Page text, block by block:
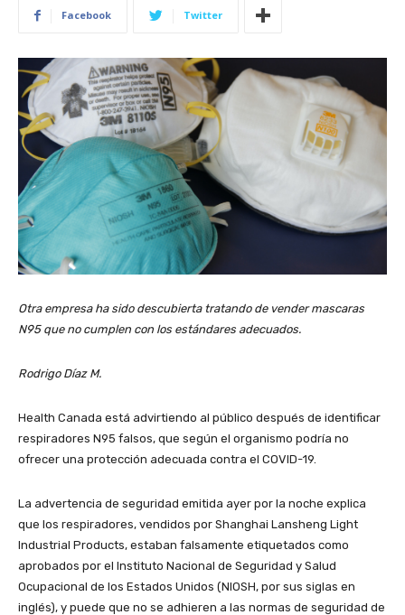
Facebook Twitter
Otra empresa ha sido descubierta tratando de vender mascaras
N95 que no cumplen con los estándares adecuados.
Rodrigo Díaz M.
Health Canada está advirtiendo al público después de identificar
respiradores N95 falsos, que según el organismo podría no
ofrecer una protección adecuada contra el COVID-19.
La advertencia de seguridad emitida ayer por la noche explica
que los respiradores, vendidos por Shanghai Lansheng Light
Industrial Products, estaban falsamente etiquetados como
aprobados por el Instituto Nacional de Seguridad y Salud
Ocupacional de los Estados Unidos (NIOSH, por sus siglas en
inglés), y puede que no se adhieren a las normas de seguridad de